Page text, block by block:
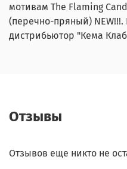
мотивам The Flaming
(перечно-пряный)
дистрибьютор "Кема
Отзывы
Отзывов еще никто не